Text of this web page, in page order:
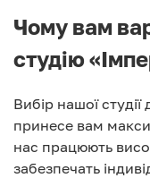
Чому вам
студію
Вибір нашої
принесе вам
нас працюють
забезпечать